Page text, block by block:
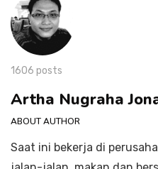
1606 posts
Artha Nugraha
ABOUT AUTHOR
Saat ini bekerja di